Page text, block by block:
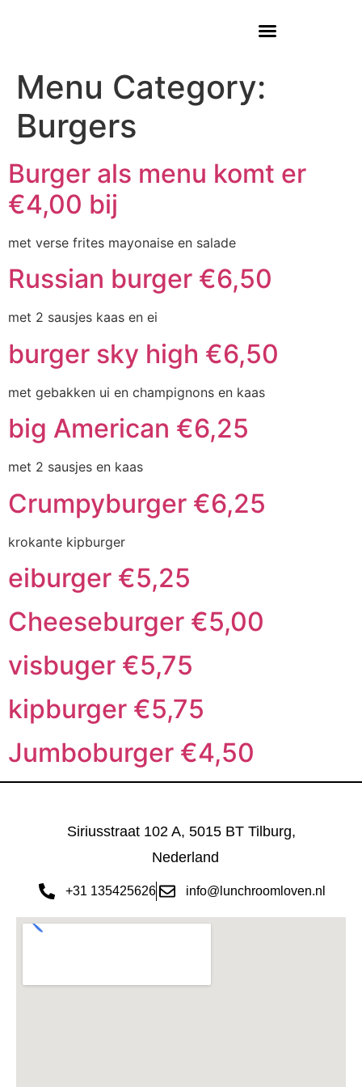
Menu Category:
Burgers
Burger als menu komt er
€4,00 bij
met verse frites mayonaise en salade
Russian burger €6,50
met 2 sausjes kaas en ei
burger sky high €6,50
met gebakken ui en champignons en kaas
big American €6,25
met 2 sausjes en kaas
Crumpyburger €6,25
krokante kipburger
eiburger €5,25
Cheeseburger €5,00
visbuger €5,75
kipburger €5,75
Jumboburger €4,50
Siriusstraat 102 A, 5015 BT Tilburg,
Nederland
+31 135425626 info@lunchroomloven.nl